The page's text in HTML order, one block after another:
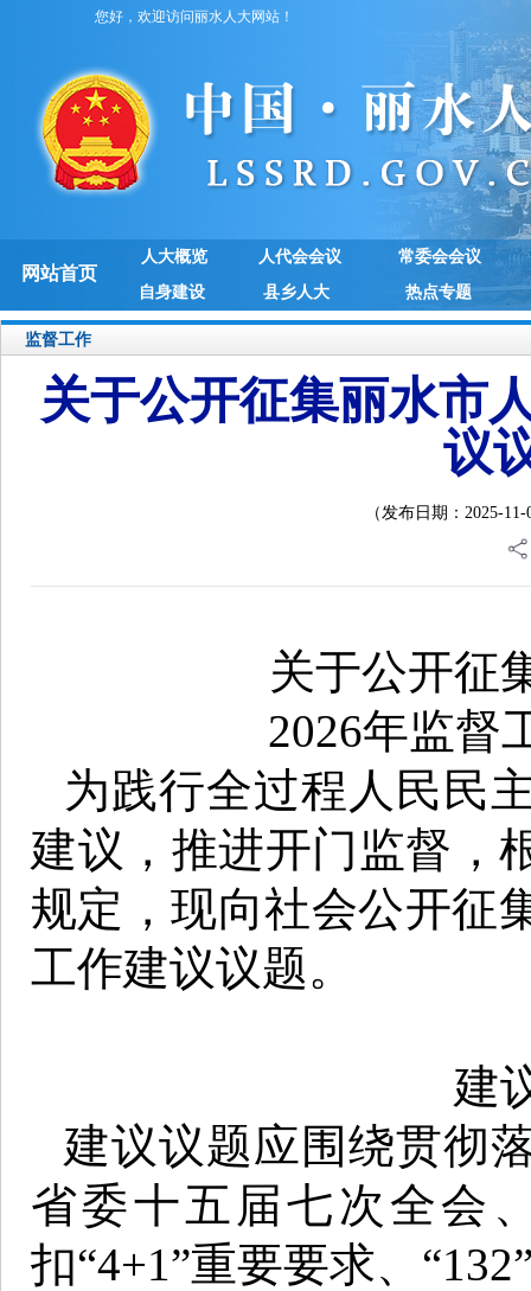
您好，欢迎访问丽水人大网站！
网站首页
人大概览 人代会会议
常委会会议
自身建设
县乡人大 热点专题
监督工作
关于公开征集丽水市
议
（发布日期：2025-
关于公开征
2026年监督
为践行全过程人民民
建议，推进开门监督，
规定，现向社会公开征
工作建议议题。
建
建议议题应围绕贯彻
省委十五届七次全会
扣“4+1”重要要求、